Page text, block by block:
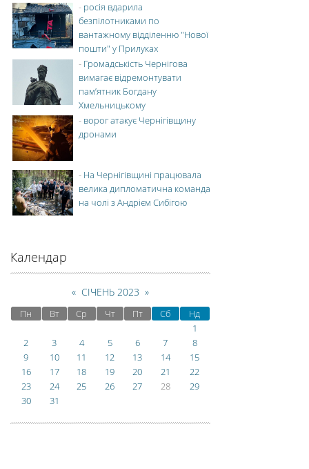
- росія вдарила
безпілотниками по
вантажному відділенню "Нової
пошти" у Прилуках
- Громадськість Чернігова
вимагає відремонтувати
пам’ятник Богдану
Хмельницькому
- ворог атакує Чернігівщину
дронами
- На Чернігівщині працювала
велика дипломатична команда
на чолі з Андрієм Сибігою
Календар
« СІЧЕНЬ 2023 »
Пн Вт Ср Чт Пт Сб
Нд
1
2
3 4 5 6 7
8
9
10 11 12 13 14
15
16
17 18 19 20 21
22
23
24 25 26 27 28
29
30
31